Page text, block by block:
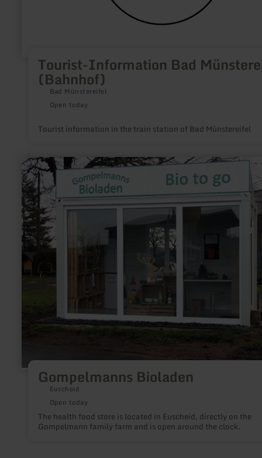
Tourist-Information Bad
(Bahnhof)
Bad Münstereifel
Open today
Tourist information in the train station of Bad Münstereifel
Gompelmanns Bioladen
Euscheid
Open today
The health food store is located in Euscheid, directly on the
Gompelmann family farm and is open around the clock.
learn
more
about:
Gompelmanns
Bioladen